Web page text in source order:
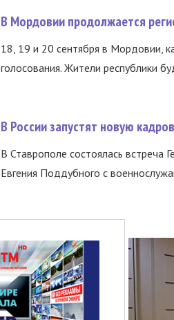
В Мордовии продолжается
18, 19 и 20 сентября в Мордовии,
голосования. Жители республики
В России запустят новую
В Ставрополе состоялась встреча
Евгения Поддубного с